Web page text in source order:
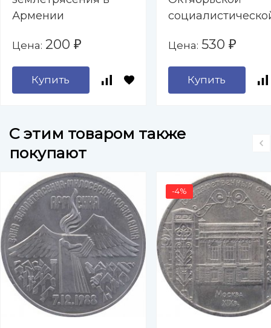
Армении
Цена: 200 ₽
Купить
Цена: 530 ₽
Купить
C этим товаром также
покупают
-4%